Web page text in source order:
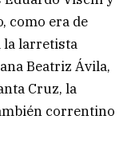
como era de
la larretista
Beatriz Ávila,
Cruz, la
correntino